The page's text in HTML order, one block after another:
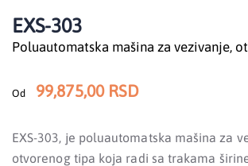
EXS-303
Poluautomatska mašina za vezivanje,
Od 99,875,00 RSD
EXS-303, je poluautomatska mašina za
otvorenog tipa koja radi sa trakama